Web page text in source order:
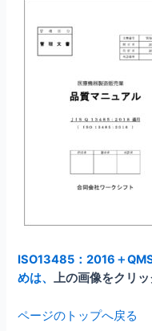
ISO13485：2016＋
めは、上の画像をクリッ
ページのトップへ戻る